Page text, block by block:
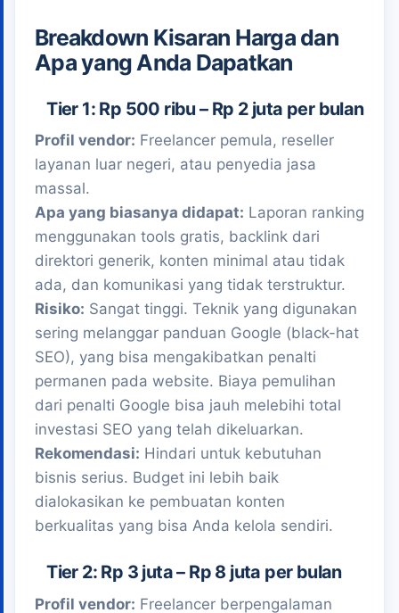
Breakdown Kisaran Harga dan
Apa yang Anda Dapatkan
Tier 1: Rp 500 ribu – Rp 2 juta per bulan
Profil vendor: Freelancer pemula, reseller
layanan luar negeri, atau penyedia jasa
massal.
Apa yang biasanya didapat: Laporan ranking
menggunakan tools gratis, backlink dari
direktori generik, konten minimal atau tidak
ada, dan komunikasi yang tidak terstruktur.
Risiko: Sangat tinggi. Teknik yang digunakan
sering melanggar panduan Google (black-hat
SEO), yang bisa mengakibatkan penalti
permanen pada website. Biaya pemulihan
dari penalti Google bisa jauh melebihi total
investasi SEO yang telah dikeluarkan.
Rekomendasi: Hindari untuk kebutuhan
bisnis serius. Budget ini lebih baik
dialokasikan ke pembuatan konten
berkualitas yang bisa Anda kelola sendiri.
Tier 2: Rp 3 juta – Rp 8 juta per bulan
Profil vendor: Freelancer berpengalaman